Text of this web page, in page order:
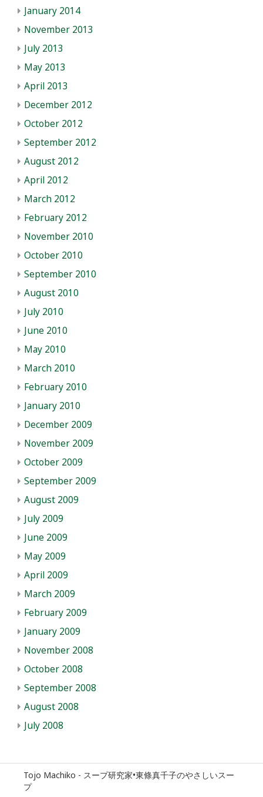
January 2014
November 2013
July 2013
May 2013
April 2013
December 2012
October 2012
September 2012
August 2012
April 2012
March 2012
February 2012
November 2010
October 2010
September 2010
August 2010
July 2010
June 2010
May 2010
March 2010
February 2010
January 2010
December 2009
November 2009
October 2009
September 2009
August 2009
July 2009
June 2009
May 2009
April 2009
March 2009
February 2009
January 2009
November 2008
October 2008
September 2008
August 2008
July 2008
Tojo Machiko - スープ研究家•東條真千子のやさしいスー
プ